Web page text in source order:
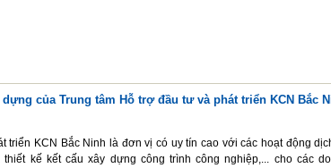
của Trung tâm Hỗ trợ đầu tư và phát triển KCN Bắc
triển KCN Bắc Ninh là đơn vị có uy tín cao với các hoạt động
kế kết cấu xây dựng công trình công nghiệp,... cho các